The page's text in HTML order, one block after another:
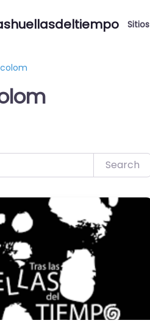
Sitios
Search